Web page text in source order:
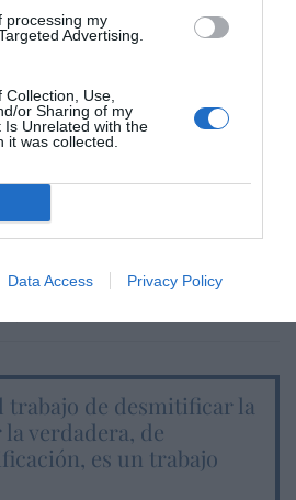
processing my
Advertising.
Use,
or Sharing of my
Is Unrelated with the
it was collected.
Data Access Privacy Policy
Japón
es solo “híbrida” ni
sino espiritual... y la ganará la
en otros miembros de la Unión
trabajo de desmitificar la
verdadera, de
es un trabajo